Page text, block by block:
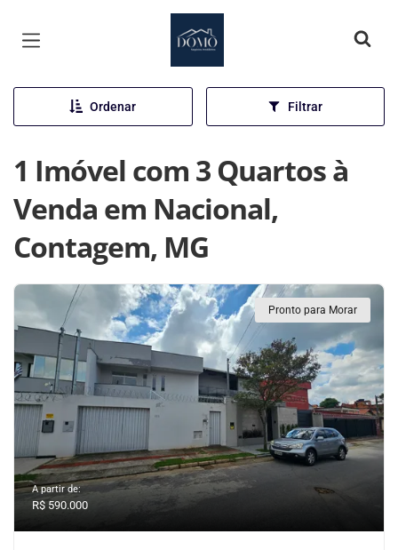
Página inicial
Ordenar Filtrar
1 Imóvel com 3 Quartos à
Venda em Nacional,
Contagem, MG
Pronto para Morar
A partir de:
R$ 590.000